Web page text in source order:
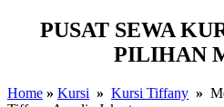
PUSAT SEWA
PILIHAN
Home » Kursi » Kursi Tiffany »